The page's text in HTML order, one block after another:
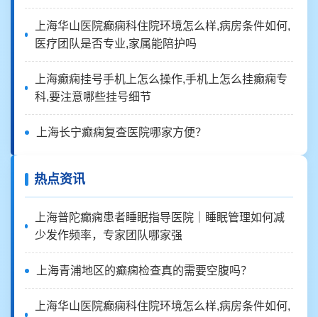
上海华山医院癫痫科住院环境怎么样,病房条件如何,
医疗团队是否专业,家属能陪护吗
上海癫痫挂号手机上怎么操作,手机上怎么挂癫痫专
科,要注意哪些挂号细节
上海长宁癫痫复查医院哪家方便？
热点资讯
上海普陀癫痫患者睡眠指导医院｜睡眠管理如何减
少发作频率，专家团队哪家强
上海青浦地区的癫痫检查真的需要空腹吗？
上海华山医院癫痫科住院环境怎么样,病房条件如何,